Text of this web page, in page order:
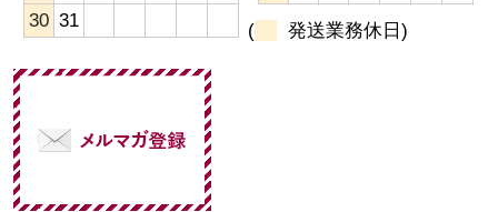
30 31 ( 発送業務休日)